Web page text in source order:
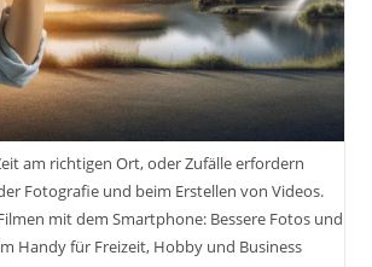
am richtigen Ort, oder Zufälle erfordern
Fotografie und beim Erstellen von Videos.
mit dem Smartphone: Bessere Fotos und
Handy für Freizeit, Hobby und Business